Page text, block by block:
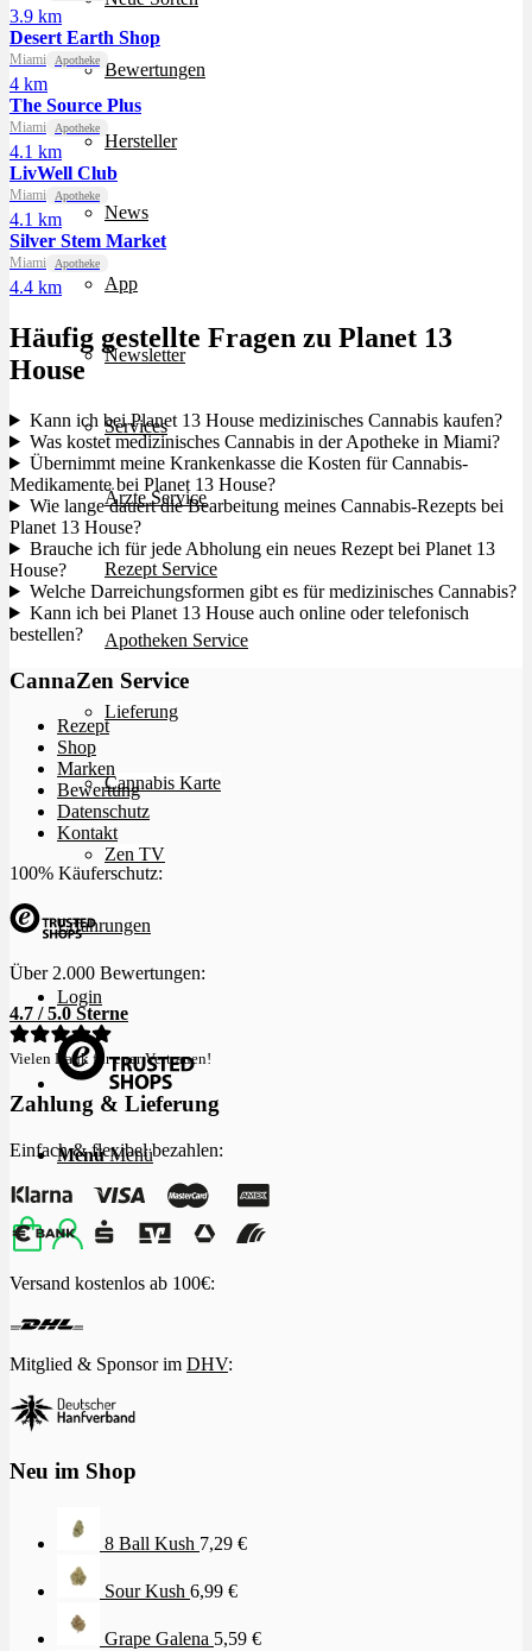
Bewertungen
Hersteller
News
App
Newsletter
Services
Ärzte Service
Rezept Service
Apotheken Service
Lieferung
Cannabis Karte
Zen TV
Erfahrungen
Login
Menü Menü
3.9 km
Desert Earth Shop
Miami Apotheke
4 km
The Source Plus
Miami Apotheke
4.1 km
LivWell Club
Miami Apotheke
4.1 km
Silver Stem Market
Miami Apotheke
4.4 km
Häufig gestellte Fragen zu Planet 13
House
Kann ich bei Planet 13 House medizinisches Cannabis kaufen?
Was kostet medizinisches Cannabis in der Apotheke in Miami?
Übernimmt meine Krankenkasse die Kosten für Cannabis-
Medikamente bei Planet 13 House?
Wie lange dauert die Bearbeitung meines Cannabis-Rezepts bei
Planet 13 House?
Brauche ich für jede Abholung ein neues Rezept bei Planet 13
House?
Welche Darreichungsformen gibt es für medizinisches Cannabis?
Kann ich bei Planet 13 House auch online oder telefonisch
bestellen?
CannaZen Service
Rezept
Shop
Marken
Bewertung
Datenschutz
Kontakt
100% Käuferschutz:
Über 2.000 Bewertungen:
4.7 / 5.0 Sterne
Vielen Dank für euer Vertrauen!
Zahlung & Lieferung
Einfach & flexibel bezahlen:
Versand kostenlos ab 100€:
Mitglied & Sponsor im DHV:
Neu im Shop
8 Ball Kush 7,29 €
Sour Kush 6,99 €
Grape Galena 5,59 €